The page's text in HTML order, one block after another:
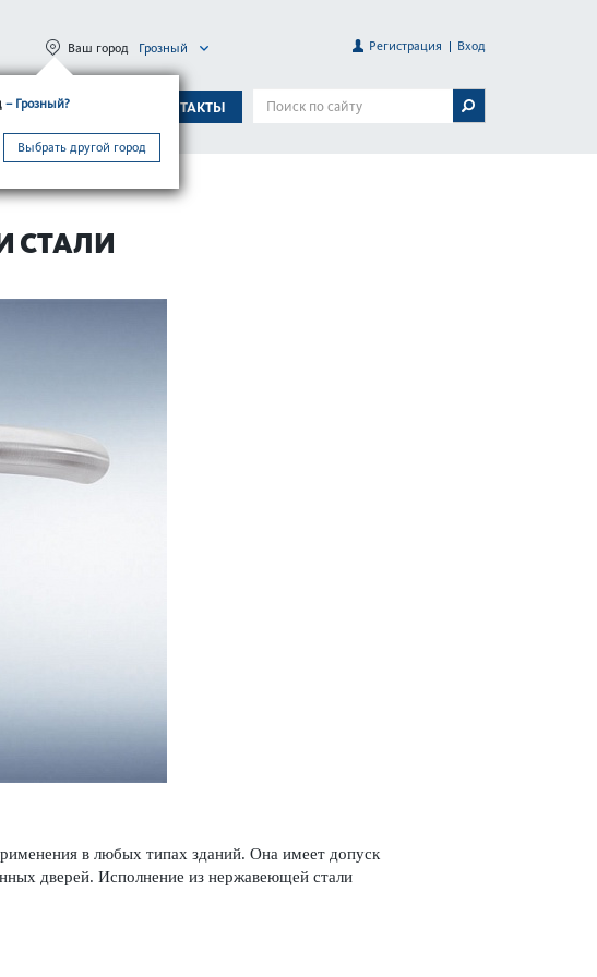
ТЕХПОДДЕРЖКА КОНТАКТЫ
– Грозный?
Выбрать другой город
Ваш город Грозный Регистрация Вход
СТАЛИ
в любых типах зданий. Она имеет допуск
дверей. Исполнение из нерж­а­в­еющей стали